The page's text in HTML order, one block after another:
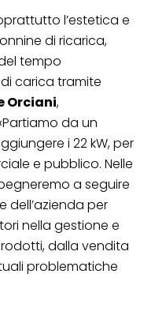
l’estetica e
di ricarica,
tempo
carica tramite
Orciani,
da un
i 22 kW, per
e pubblico. Nelle
a seguire
dell’azienda per
nella gestione e
dalla vendita
problematiche